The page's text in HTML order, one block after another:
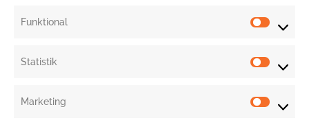
Funktional
Statistik
Marketing
MEHR DAZU »